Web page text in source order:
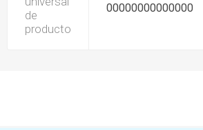
de
producto
00000000000000